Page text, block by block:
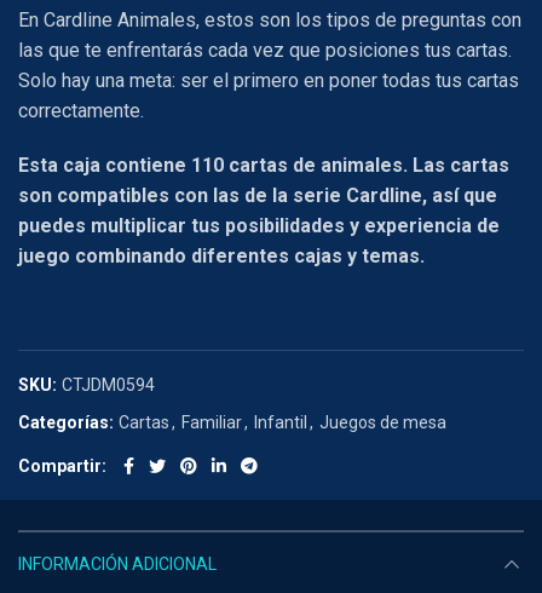
En Cardline Animales, estos son los tipos de preguntas con
las que te enfrentarás cada vez que posiciones tus cartas.
Solo hay una meta: ser el primero en poner todas tus cartas
correctamente.
Esta caja contiene 110 cartas de animales. Las cartas
son compatibles con las de la serie Cardline, así que
puedes multiplicar tus posibilidades y experiencia de
juego combinando diferentes cajas y temas.
SKU: CTJDM0594
Categorías: Cartas, Familiar, Infantil , Juegos de mesa
Compartir
INFORMACIÓN ADICIONAL